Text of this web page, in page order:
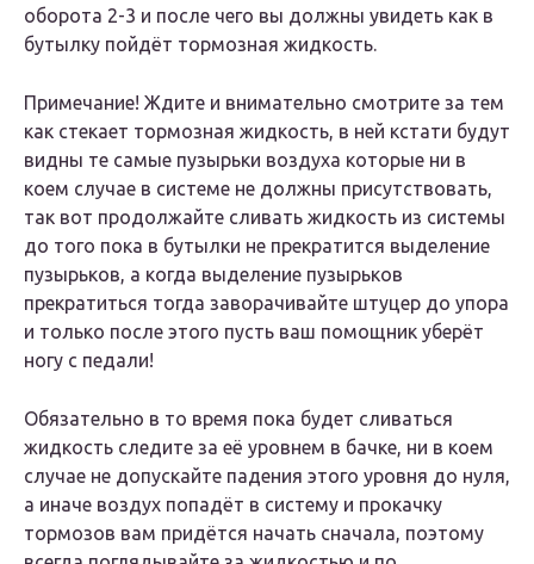
оборота 2-3 и после чего вы должны увидеть как в
бутылку пойдёт тормозная жидкость.
Примечание! Ждите и внимательно смотрите за тем
как стекает тормозная жидкость, в ней кстати будут
видны те самые пузырьки воздуха которые ни в
коем случае в системе не должны присутствовать,
так вот продолжайте сливать жидкость из системы
до того пока в бутылки не прекратится выделение
пузырьков, а когда выделение пузырьков
прекратиться тогда заворачивайте штуцер до упора
и только после этого пусть ваш помощник уберёт
ногу с педали!
Обязательно в то время пока будет сливаться
жидкость следите за её уровнем в бачке, ни в коем
случае не допускайте падения этого уровня до нуля,
а иначе воздух попадёт в систему и прокачку
тормозов вам придётся начать сначала, поэтому